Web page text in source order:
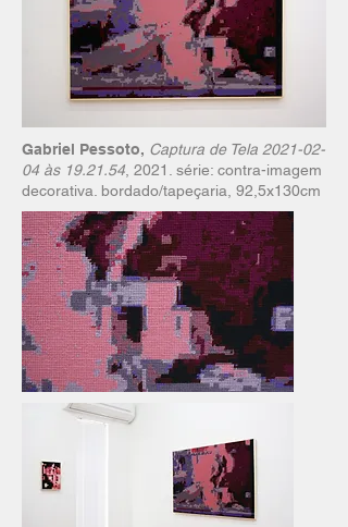
Gabriel Pessoto, Captura de Tela 2021-02-
04 às 19.21.54 , 2021. série: contra-imagem
decorativa. bordado/tapeçaria, 92,5x130cm